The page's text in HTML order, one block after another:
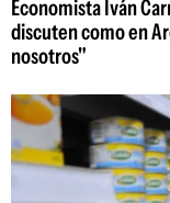
Economista Iván
discuten como en
nosotros"